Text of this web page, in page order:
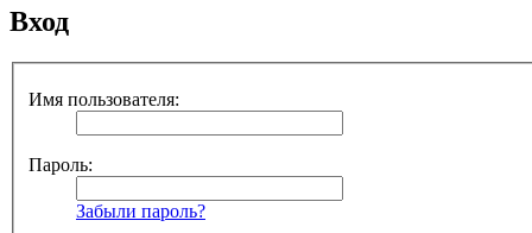
Вход
Имя пользователя:
Пароль:
Забыли пароль?